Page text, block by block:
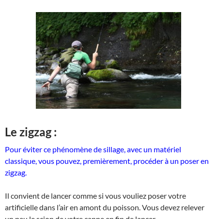
Le zigzag :
Pour éviter ce phénomène de sillage, avec un matériel
classique, vous pouvez, premièrement, procéder à un poser en
zigzag.
Il convient de lancer comme si vous vouliez poser votre
artificielle dans l’air en amont du poisson. Vous devez relever